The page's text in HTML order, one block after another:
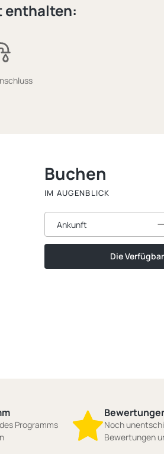
enthalten:
Buchen
IM AUGENBLICK
Ankunft
Die
Programms
Noch
Bewertungen